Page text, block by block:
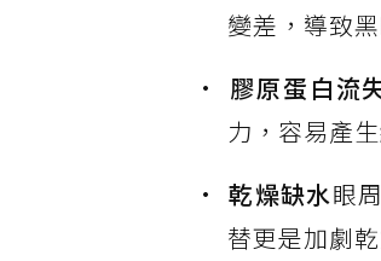
變差，導致
膠原蛋白流
力，容易產
乾燥缺水眼周
替更是加劇